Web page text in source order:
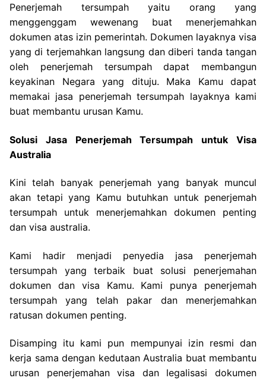
Penerjemah tersumpah yaitu orang yang
menggenggam wewenang buat menerjemahkan
dokumen atas izin pemerintah. Dokumen layaknya visa
yang di terjemahkan langsung dan diberi tanda tangan
oleh penerjemah tersumpah dapat membangun
keyakinan Negara yang dituju. Maka Kamu dapat
memakai jasa penerjemah tersumpah layaknya kami
buat membantu urusan Kamu.
Solusi Jasa Penerjemah Tersumpah untuk Visa
Australia
Kini telah banyak penerjemah yang banyak muncul
akan tetapi yang Kamu butuhkan untuk penerjemah
tersumpah untuk menerjemahkan dokumen penting
dan visa australia.
Kami hadir menjadi penyedia jasa penerjemah
tersumpah yang terbaik buat solusi penerjemahan
dokumen dan visa Kamu. Kami punya penerjemah
tersumpah yang telah pakar dan menerjemahkan
ratusan dokumen penting.
Disamping itu kami pun mempunyai izin resmi dan
kerja sama dengan kedutaan Australia buat membantu
urusan penerjemahan visa dan legalisasi dokumen